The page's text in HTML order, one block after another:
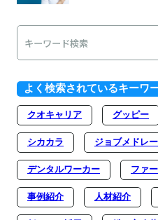
よく検索されているキーワ
クオキャリア グッピー
シカカラ ジョブメドレー
デンタルワーカー ファ
事例紹介 人材紹介